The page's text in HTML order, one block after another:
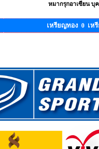
หมากรุกอาเซียน บุ
เหรียญทอง 0 เห